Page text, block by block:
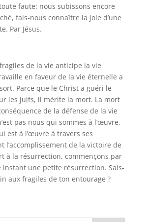
faute: nous subissons encore
fais-nous connaître la joie d’une
Par Jésus.
de la vie anticipe la vie
en faveur de la vie éternelle a
Parce que le Christ a guéri le
les juifs, il mérite la mort. La mort
de la défense de la vie
pas nous qui sommes à l’œuvre,
est à l’œuvre à travers ses
l’accomplissement de la victoire de
à la résurrection, commençons par
instant une petite résurrection. Sais-
aux fragiles de ton entourage ?